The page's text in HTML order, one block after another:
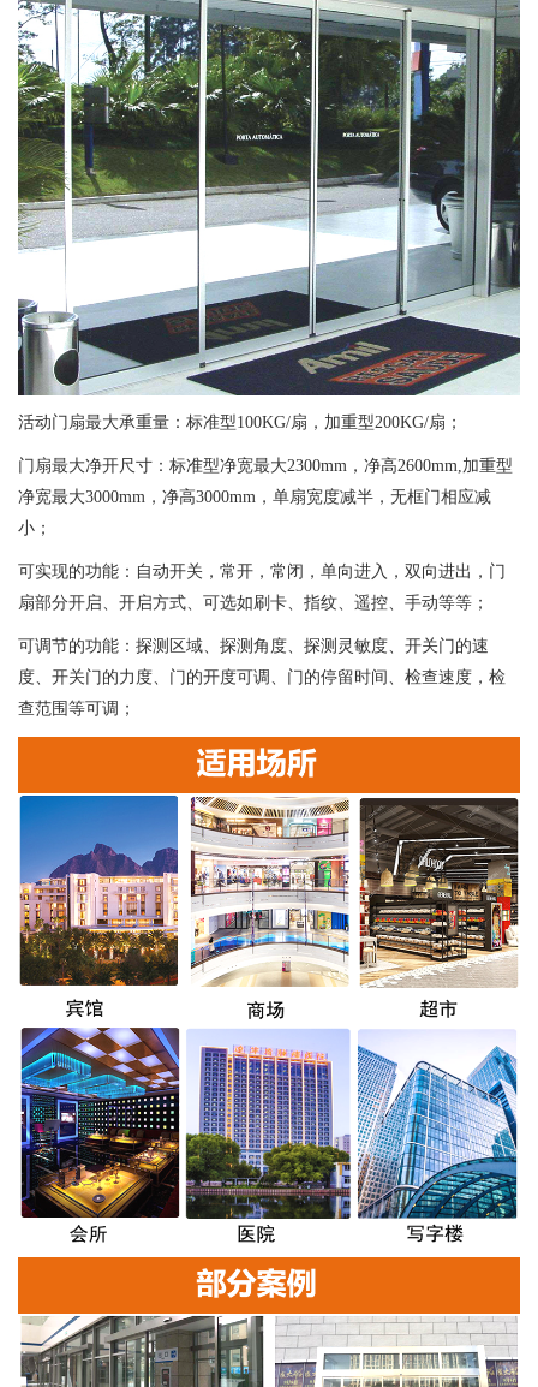
活动门扇最大承重量：标准型100KG/扇，加重型200KG/扇；
门扇最大净开尺寸：标准型净宽最大2300mm，净高2600mm,加重型
净宽最大3000mm，净高3000mm，单扇宽度减半，无框门相应减
小；
可实现的功能：自动开关，常开，常闭，单向进入，双向进出，门
扇部分开启、开启方式、可选如刷卡、指纹、遥控、手动等等；
可调节的功能：探测区域、探测角度、探测灵敏度、开关门的速
度、开关门的力度、门的开度可调、门的停留时间、检查速度，检
查范围等可调；